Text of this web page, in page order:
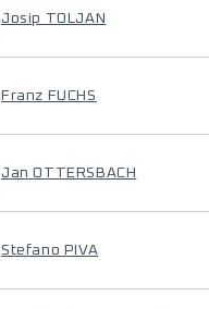
Josip TOLJAN
Franz FUCHS
Jan OTTERSBACH
Stefano PIVA